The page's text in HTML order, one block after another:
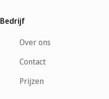
Bedrijf
Over ons
Contact
Prijzen